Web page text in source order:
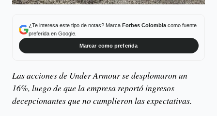
¿Te interesa este tipo de notas? Marca Forbes Colombiacomo fuente
preferida en Google.
Marcar como preferida
Las acciones de Under Armour se desplomaron un
16%, luego de que la empresa reportó ingresos
decepcionantes que no cumplieron las expectativas.